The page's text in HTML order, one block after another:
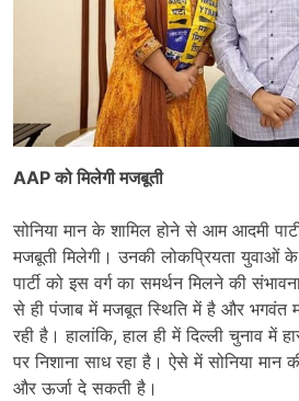
AAP को मिलेगी मजबूती
सोनिया मान के शामिल होने से आम आदमी
मजबूती मिलेगी। उनकी लोकप्रियता युवाओं
पार्टी को इस वर्ग का समर्थन मिलने की
से ही पंजाब में मजबूत स्थिति में है और भगवंत
रही है। हालांकि, हाल ही में दिल्ली चुनाव में
पर निशाना साध रहा है। ऐसे में सोनिया मान
और ऊर्जा दे सकती है।